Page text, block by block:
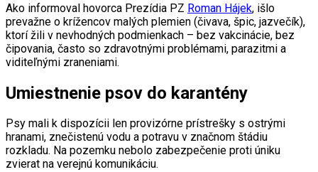
Ako informoval hovorca Prezídia PZ Roman Hájek, išlo
prevažne o krížencov malých plemien (čivava, špic, jazvečík),
ktorí žili v nevhodných podmienkach – bez vakcinácie, bez
čipovania, často so zdravotnými problémami, parazitmi a
viditeľnými zraneniami.
Umiestnenie psov do karantény
Psy mali k dispozícii len provizórne prístrešky s ostrými
hranami, znečistenú vodu a potravu v značnom štádiu
rozkladu. Na pozemku nebolo zabezpečenie proti úniku
zvierat na verejnú komunikáciu.